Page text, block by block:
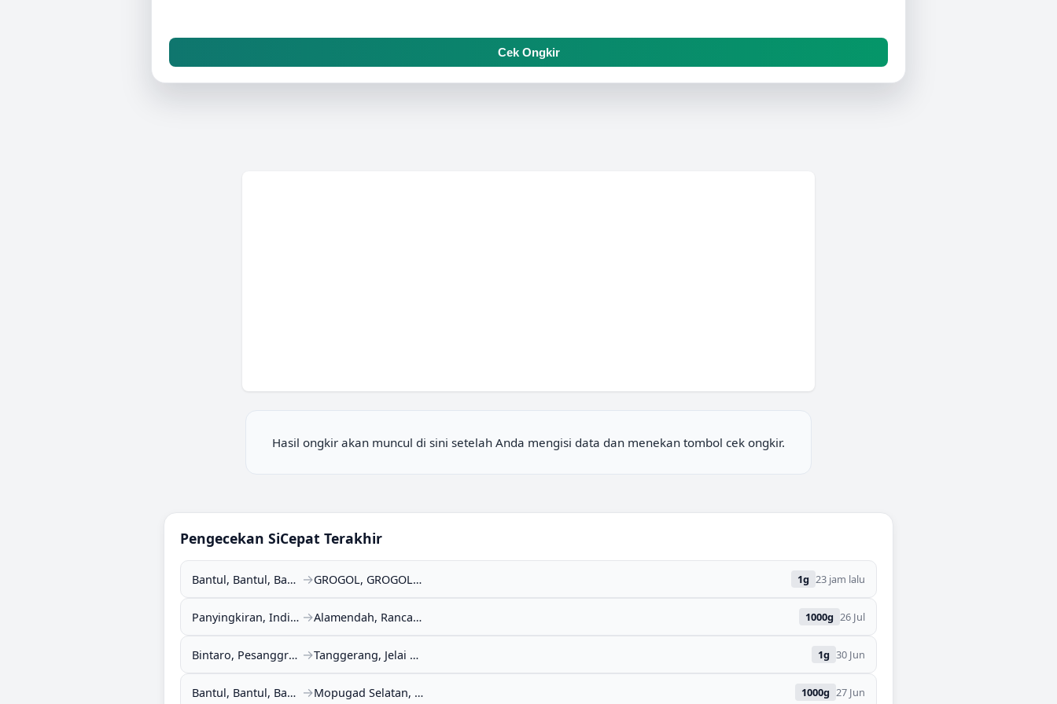
Cek Ongkir
Hasil ongkir akan muncul di sini setelah Anda mengisi data dan menekan tombol cek ongkir.
Pengecekan SiCepat Terakhir
Bantul, Bantul, Bantul, DI Yogyakarta (55711) → GROGOL, GROGOL PETAMBURAN, JAKARTA BARAT, DKI JAKARTA (11450) 1g 23 jam lalu
Panyingkiran, Indihiang, Tasikmalaya, Jawa Barat (46136) → Alamendah, Ranca Bali, Bandung, Jawa Barat (40363) 1000g 26 Jul
Bintaro, Pesanggrahan, Jakarta Selatan, DKI Jakarta (12330) → Tanggerang, Jelai Hulu, Ketapang, Kalimantan Barat (78876) 1g 30 Jun
Bantul, Bantul, Bantul, DI Yogyakarta (55711) → Mopugad Selatan, Dumoga Utara, Bolaang Mongondow (Bolmong), Sulawesi Utara (95734) 1000g 27 Jun